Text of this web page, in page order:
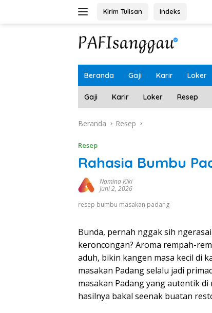
Kirim Tulisan Indeks
Beranda Gaji Karir Loker
Gaji Karir Loker Resep
Beranda Resep
Resep
Rahasia Bumbu
Namina Kiki
Juni 2, 2026
resep bumbu masakan padang
Bunda, pernah nggak sih
keroncongan? Aroma rempah-
aduh, bikin kangen masa kecil di
masakan Padang selalu jadi
masakan Padang yang autentik
hasilnya bakal seenak buatan